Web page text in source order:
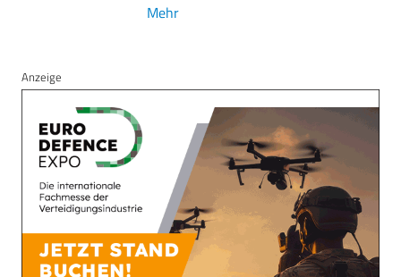
Mehr
Anzeige